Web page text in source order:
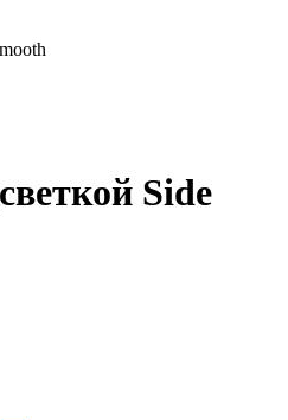
Side